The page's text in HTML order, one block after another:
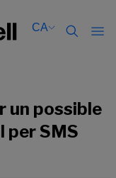
CA
un possible
per SMS